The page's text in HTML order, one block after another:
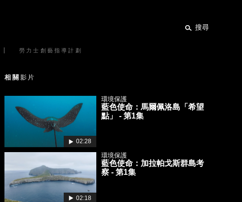
搜尋
勞力士創藝指導計劃
相關影片
02:28
環境保護
藍色使命：馬爾佩洛島「希望
點」 - 第1集
02:18
環境保護
藍色使命：加拉帕戈斯群島考
察 - 第1集